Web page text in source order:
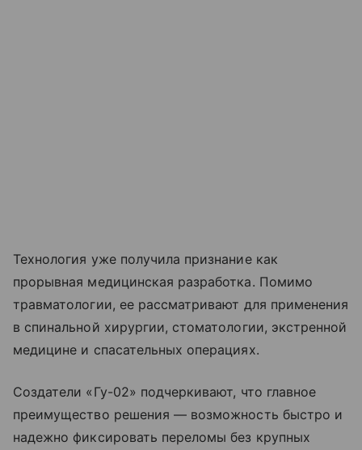
Технология уже получила признание как
прорывная медицинская разработка. Помимо
травматологии, ее рассматривают для применения
в спинальной хирургии, стоматологии, экстренной
медицине и спасательных операциях.
Создатели «Гу-02» подчеркивают, что главное
преимущество решения — возможность быстро и
надежно фиксировать переломы без крупных